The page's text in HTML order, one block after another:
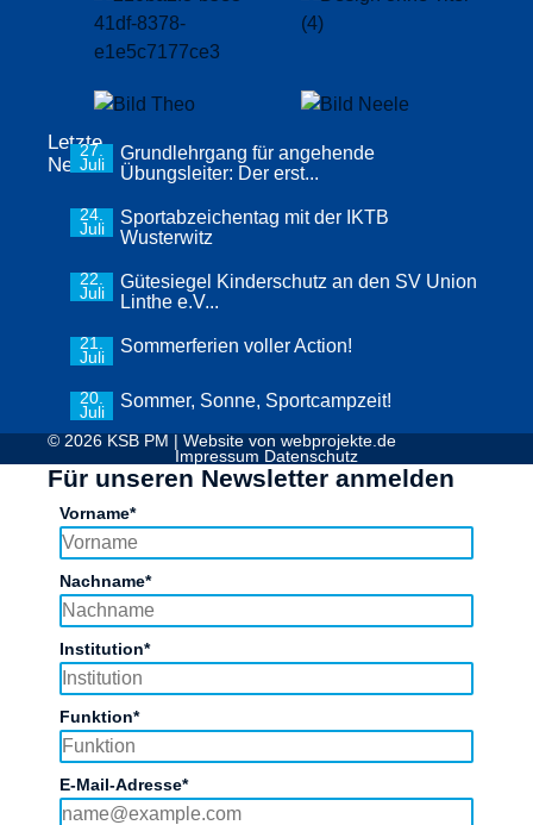
Letzte
News
27.
Juli
Grundlehrgang für angehende
Übungsleiter: Der erst...
24.
Juli
Sportabzeichentag mit der IKTB
Wusterwitz
22.
Juli
Gütesiegel Kinderschutz an den SV Union
Linthe e.V...
21.
Juli
Sommerferien voller Action!
20.
Juli
Sommer, Sonne, Sportcampzeit!
© 2026 KSB PM | Website von webprojekte.de
Impressum Datenschutz
Für unseren Newsletter anmelden
Vorname*
Nachname*
Institution*
Funktion*
E-Mail-Adresse*